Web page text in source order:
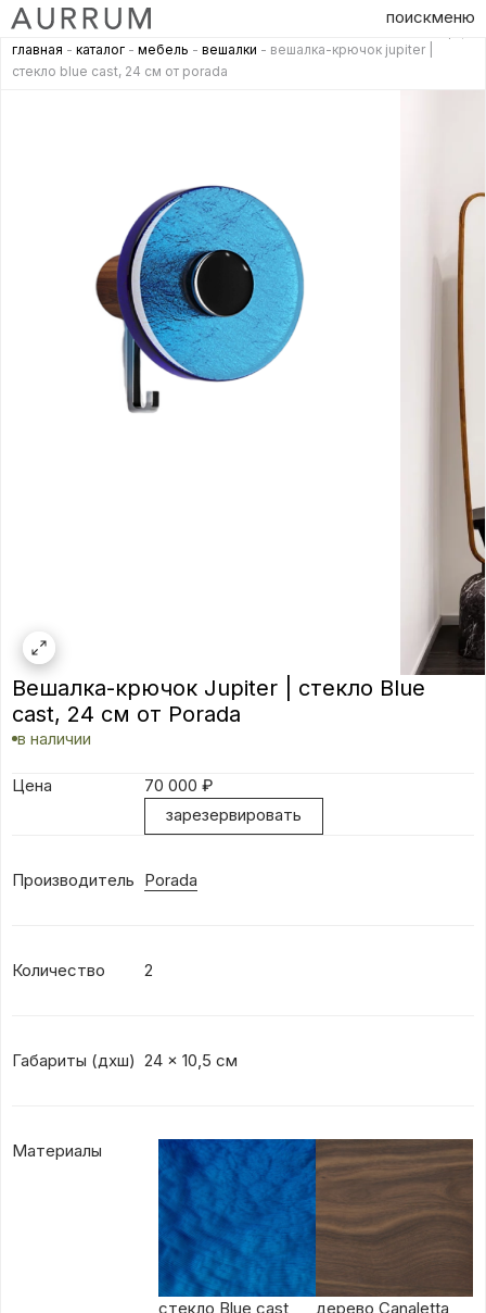
поискменю
главная - каталог - мебель - вешалки - вешалка-крючок jupiter |
стекло blue cast, 24 см от porada
Вешалка-крючок Jupiter | стекло Blue
cast, 24 см от Porada
в наличии
Цена 70 000 ₽
зарезервировать
Производитель Porada
Количество 2
Габариты (дхш) 24 x 10,5 см
Материалы
стекло Blue cast
дерево Canaletta